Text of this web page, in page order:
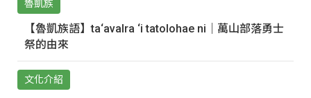
魯凱族
【魯凱族語】ta‘avalra ‘i tatolohae ni｜萬山部落勇士
祭的由來
文化介紹